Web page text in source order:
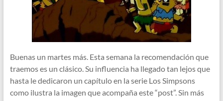
Buenas un martes más. Esta semana la recomendación que
traemos es un clásico. Su influencia ha llegado tan lejos que
hasta le dedicaron un capítulo en la serie Los Simpsons
como ilustra la imagen que acompaña este “post”. Sin más